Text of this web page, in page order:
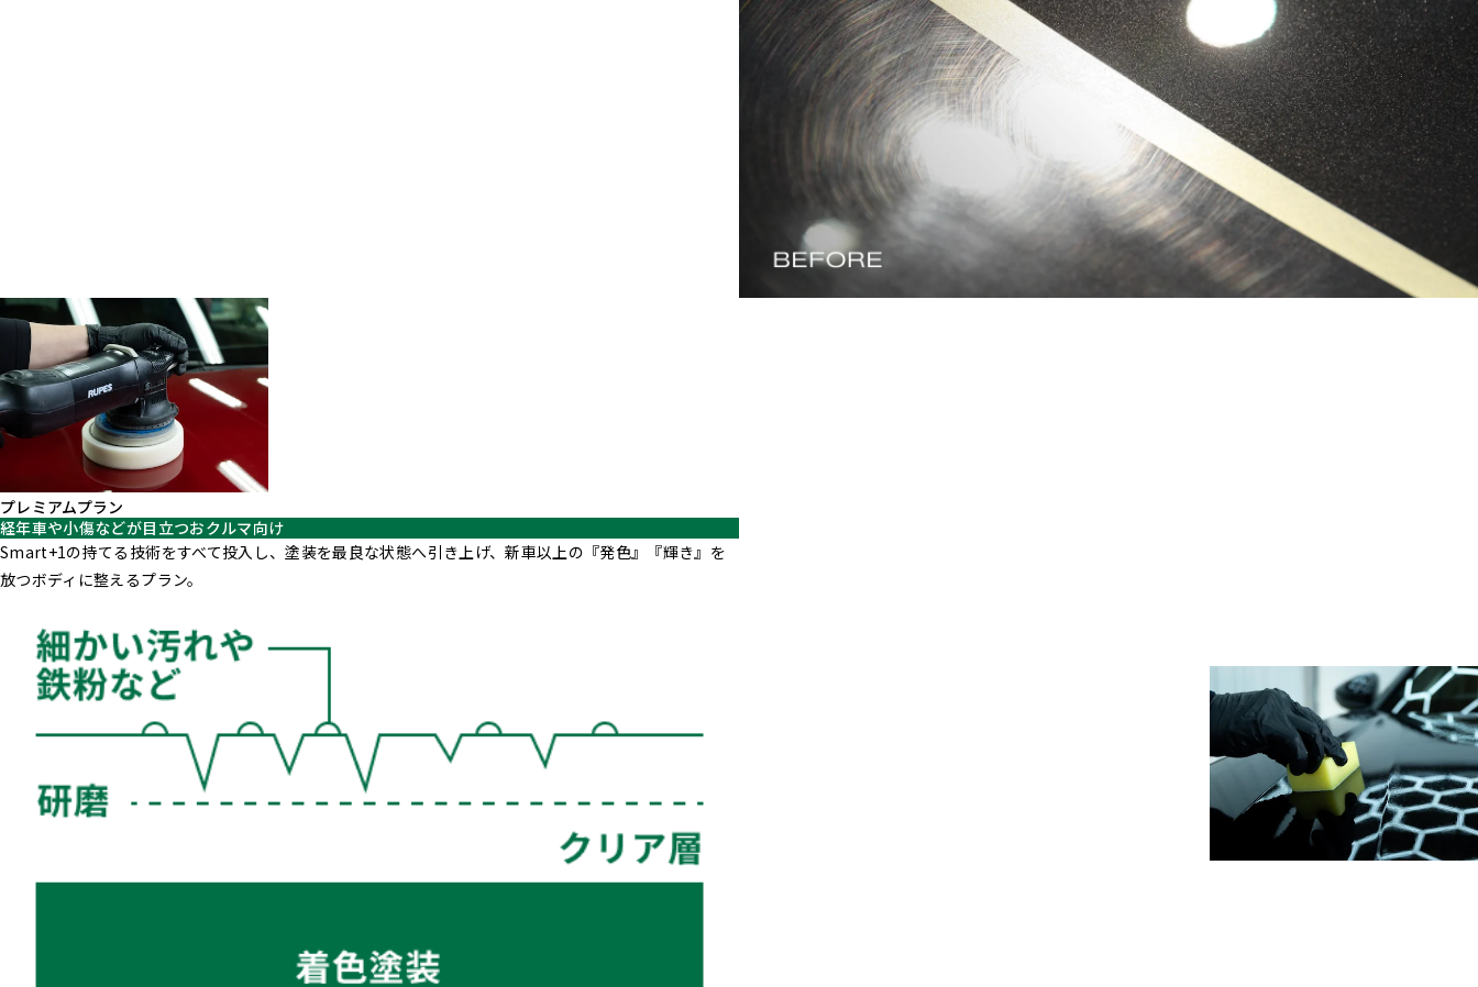
プレミアムプラン
経年車や小傷などが目立つおクルマ向け
Smart+1の持てる技術をすべて投入し、塗装を最良な状態へ引き上げ、新車以上の『発色』『輝き』を
放つボディに整えるプラン。